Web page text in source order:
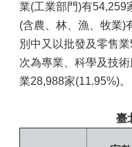
業(工業部門)有54,259
(含農、林、漁、牧業)
別中又以批發及零售
次為專業、科學及技
業28,988家(11.95%)。
臺